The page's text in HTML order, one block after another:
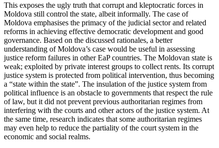
This exposes the ugly truth that corrupt and kleptocratic forces in
Moldova still con­trol the state, albeit informally. The case of
Moldova emphasises the primacy of the ju­dicial sector and related
reforms in achiev­ing effective democratic development and good
governance. Based on the discussed rationales, a better
understanding of Mol­dova’s case would be useful in assessing
justice reform failures in other EaP coun­tries. The Moldovan state is
weak; exploited by private interest groups to collect rents. Its corrupt
justice system is protected from political intervention, thus becoming
a “state within the state”. The insulation of the justice system from
political influence is an obstacle to governments that respect the rule
of law, but it did not prevent previous authoritarian regimes from
inter­fering with the courts and other actors of the justice system. At
the same time, research indicates that some authoritarian regimes
may even help to reduce the par­tiality of the court system in the
economic and social realms.